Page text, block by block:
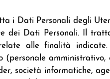
i Dati Personali degli
dei Dati Personali. Il
alle finalità
(personale
società informatiche,